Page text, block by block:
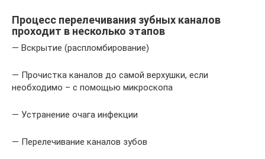
Процесс перелечивания зубных каналов
проходит в несколько этапов
— Вскрытие (распломбирование)
— Прочистка каналов до самой верхушки, если
необходимо – с помощью микроскопа
— Устранение очага инфекции
— Перелечивание каналов зубов